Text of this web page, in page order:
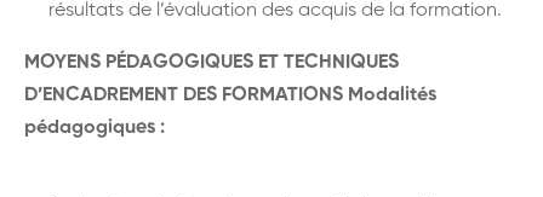
résultats de l’évaluation des acquis de la formation.
MOYENS PÉDAGOGIQUES ET TECHNIQUES
D’ENCADREMENT DES FORMATIONS Modalités
pédagogiques :